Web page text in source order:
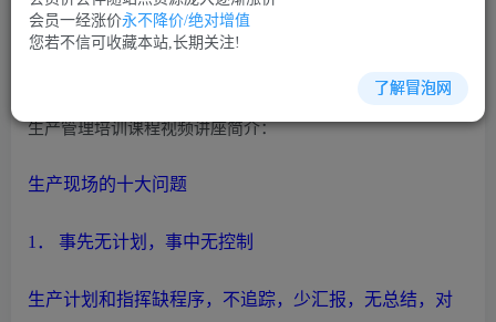
您当前未登录！建议登陆后购买，可保存购买订单
生产管理培训课程视频讲座简介：
生产现场的十大问题
1． 事先无计划，事中无控制
生产计划和指挥缺程序，不追踪，少汇报，无总结，对
会员一经涨价永不降价/绝对增值
您若不信可收藏本站,长期关注!
了解冒泡网